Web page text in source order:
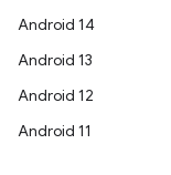
Android 14
Android 13
Android 12
Android 11